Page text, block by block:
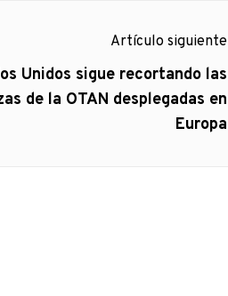
Artículo siguiente
Unidos sigue recortando las
de la OTAN desplegadas en
Europa